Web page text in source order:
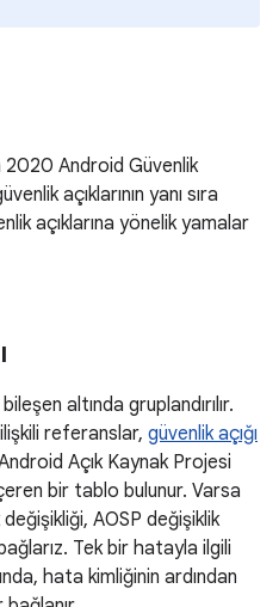
Android Güvenlik
açıklarının yanı sıra
açıklarına yönelik yamalar
altında gruplandırılır.
referanslar, güvenlik açığı
Açık Kaynak Projesi
bir tablo bulunur. Varsa
AOSP değişiklik
Tek bir hatayla ilgili
hata kimliğinin ardından